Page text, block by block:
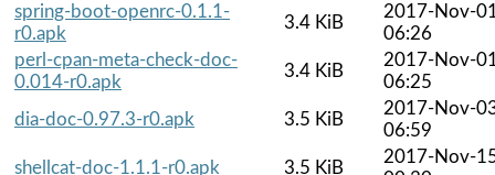
spring-boot-openrc-0.1.1-
r0.apk
3.4 KiB
2017-Nov-
06:26
perl-cpan-meta-check-doc-
0.014-r0.apk
3.4 KiB
2017-Nov-
06:25
dia-doc-0.97.3-r0.apk
3.5 KiB
2017-Nov-
06:59
shellcat-doc-1.1.1-r0.apk
3.5 KiB
2017-Nov-